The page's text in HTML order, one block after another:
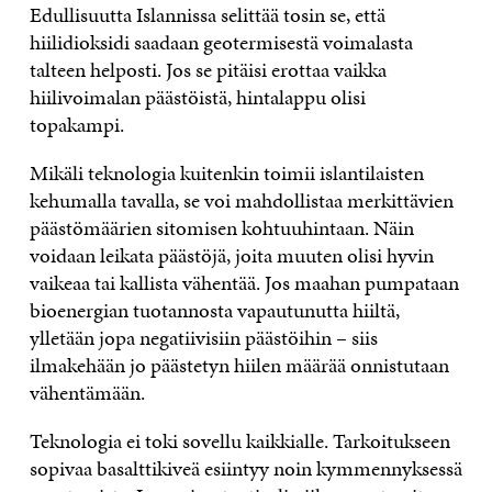
Edullisuutta Islannissa selittää tosin se, että
hiilidioksidi saadaan geotermisestä voimalasta
talteen helposti. Jos se pitäisi erottaa vaikka
hiilivoimalan päästöistä, hintalappu olisi
topakampi.
Mikäli teknologia kuitenkin toimii islantilaisten
kehumalla tavalla, se voi mahdollistaa merkittävien
päästömäärien sitomisen kohtuuhintaan. Näin
voidaan leikata päästöjä, joita muuten olisi hyvin
vaikeaa tai kallista vähentää. Jos maahan pumpataan
bioenergian tuotannosta vapautunutta hiiltä,
ylletään jopa negatiivisiin päästöihin – siis
ilmakehään jo päästetyn hiilen määrää onnistutaan
vähentämään.
Teknologia ei toki sovellu kaikkialle. Tarkoitukseen
sopivaa basalttikiveä esiintyy noin kymmennyksessä